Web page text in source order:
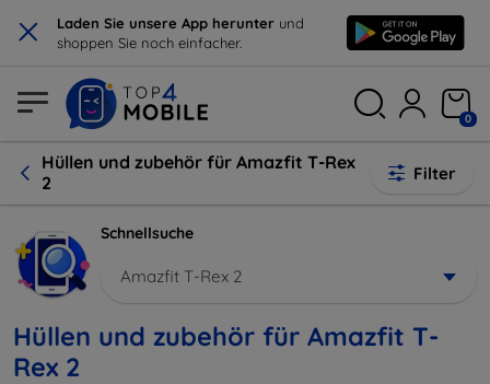
× Laden Sie unsere App herunter und
shoppen Sie noch einfacher.
0
Hüllen und zubehör für Amazfit T-Rex
2
Filter
Schnellsuche
Amazfit T-Rex 2
Hüllen und zubehör für Amazfit T-
Rex 2